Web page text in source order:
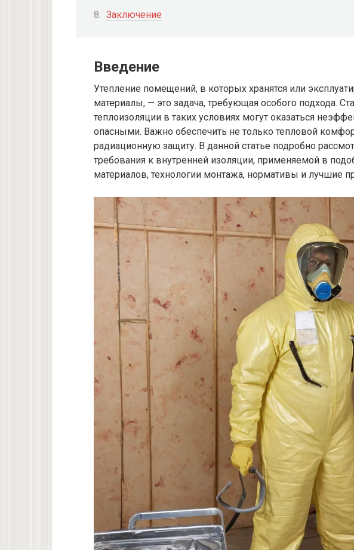
Заключение
Введение
Утепление помещений, в которых хранятся или
материалы, — это задача, требующая особого подхода.
теплоизоляции в таких условиях могут оказаться
опасными. Важно обеспечить не только тепловой
радиационную защиту. В данной статье подробно
требования к внутренней изоляции, применяемой в
материалов, технологии монтажа, нормативы и лучшие